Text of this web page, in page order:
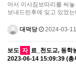
어서 이사짐보따리를 싸
보내드린후에 잊고 있었
대덕당 2024-03-
보도 자 료_천도교, 동학
2023-06-14 15:09:39 (총